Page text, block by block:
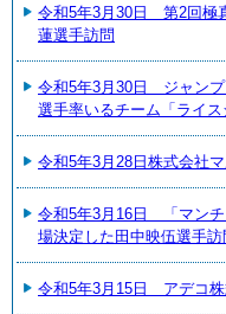
令和5年3月30日 第2回極
蓮選手訪問
令和5年3月30日 ジャンプ
選手率いるチーム「ライス
令和5年3月28日株式会社
令和5年3月16日 「マンチ
場決定した田中映伍選手訪
令和5年3月15日 アデコ株